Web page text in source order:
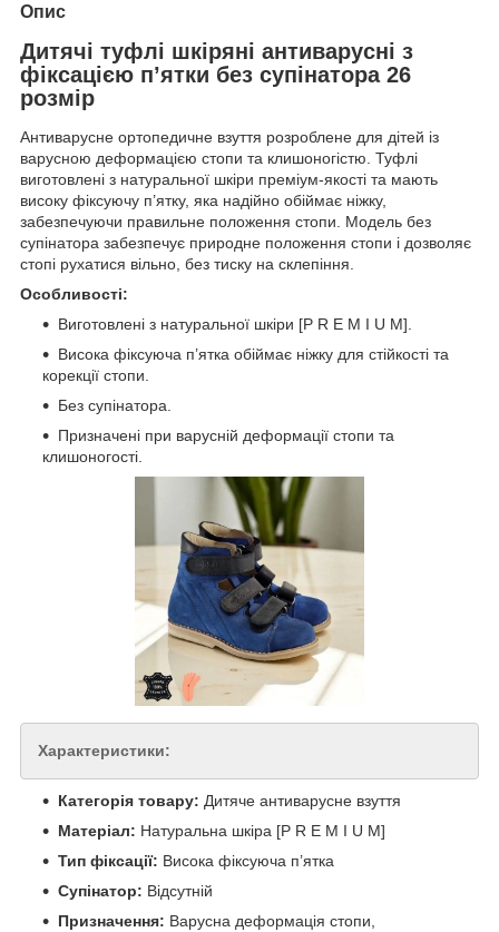
Опис
Дитячі туфлі шкіряні антиварусні з
фіксацією п’ятки без супінатора 26
розмір
Антиварусне ортопедичне взуття розроблене для дітей із
варусною деформацією стопи та клишоногістю. Туфлі
виготовлені з натуральної шкіри преміум-якості та мають
високу фіксуючу п’ятку, яка надійно обіймає ніжку,
забезпечуючи правильне положення стопи. Модель без
супінатора забезпечує природне положення стопи і дозволяє
стопі рухатися вільно, без тиску на склепіння.
Особливості:
Виготовлені з натуральної шкіри [P R E M I U M].
Висока фіксуюча п’ятка обіймає ніжку для стійкості та
корекції стопи.
Без супінатора.
Призначені при варусній деформації стопи та
клишоногості.
Характеристики:
Категорія товару: Дитяче антиварусне взуття
Матеріал: Натуральна шкіра [P R E M I U M]
Тип фіксації: Висока фіксуюча п’ятка
Супінатор: Відсутній
Призначення: Варусна деформація стопи,